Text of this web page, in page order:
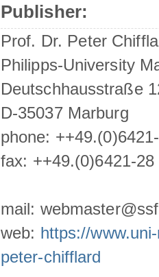
Publisher:
Prof. Dr. Peter
Philipps-University
Deutschhausstraße
D-35037 Marburg
phone:
fax: ++49.(0)6421-28
mail:
web: https://
peter-chifflard